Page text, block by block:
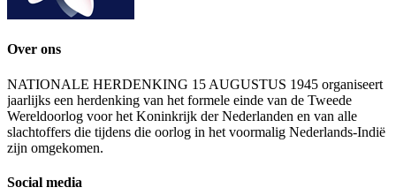
Over ons
NATIONALE HERDENKING 15 AUGUSTUS 1945 organiseert
jaarlijks een herdenking van het formele einde van de Tweede
Wereldoorlog voor het Koninkrijk der Nederlanden en van alle
slachtoffers die tijdens die oorlog in het voormalig Nederlands-Indië
zijn omgekomen.
Social media